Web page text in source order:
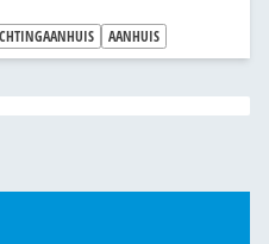
AANHUIS